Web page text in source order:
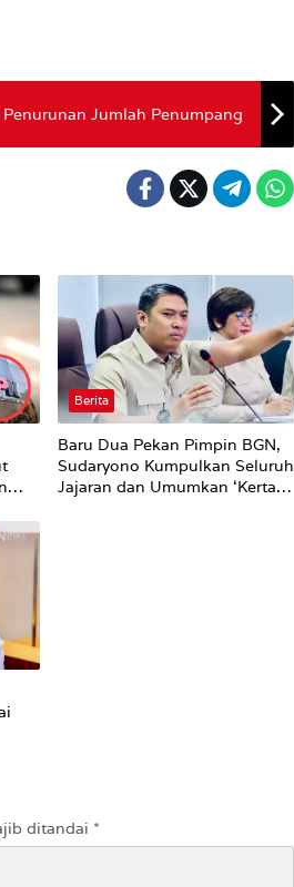
Jumlah Penumpang
Berita
Baru Dua Pekan Pimpin BGN,
Sudaryono Kumpulkan Seluruh
Jajaran dan Umumkan ‘Kertas
ditandai *